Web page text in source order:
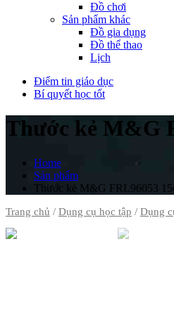
Đồ chơi
Sản phẩm khác
Đồ gia dụng
Đồ thể thao
Lịch
Điểm tin giáo dục
Bí quyết học tốt
Thước kẻ M&G
Home
Sản phẩm
Thước kẻ M&G FRL96053
Trang chủ / Dụng cụ học tập / Dụng